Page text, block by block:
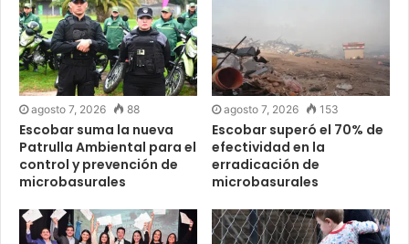
agosto 7, 2026 88
Escobar suma la nueva
Patrulla Ambiental para el
control y prevención de
microbasurales
agosto 7, 2026 153
Escobar superó el 70% de
efectividad en la
erradicación de
microbasurales